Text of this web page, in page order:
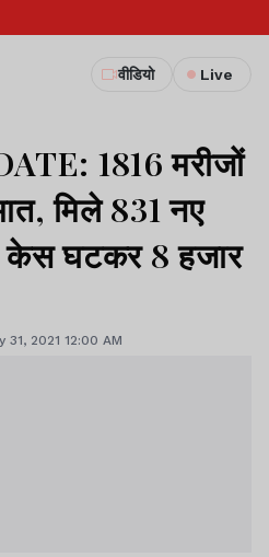
वीडियो Live
1816 मरीजों
मिले 831 नए
केस घटकर 8 हजार
31, 2021 12:00 AM